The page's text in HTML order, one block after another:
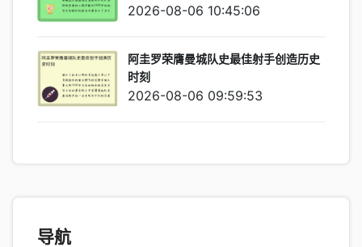
2026-08-06 10:45:06
阿圭罗荣膺曼城队史最佳射手创造历史
时刻
2026-08-06 09:59:53
导航